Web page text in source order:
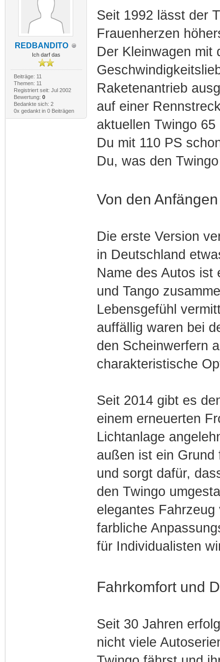
REDBANDITO
Ich darf das
Beiträge: 11
Themen: 11
Registriert seit: Jul 2002
Bewertung: 0
Bedankte sich: 2
0x gedankt in 0 Beiträgen
Seit 1992 lässt der
Frauenherzen
Der Kleinwagen mit
Raketenantrieb
auf einer
aktuellen Twingo
Du mit 110 PS
Du, was den
Von den
Die erste Version
in Deutschland
Name des Autos ist
und Tango
Lebensgefühl
auffällig waren bei
den Scheinwerfern
charakteristische
Seit 2014 gibt es
einem erneuerten
Lichtanlage
außen ist ein Grund
und sorgt dafür,
den Twingo
elegantes
farbliche
für Individualisten
Fahrkomfort und
Seit 30 Jahren
nicht viele